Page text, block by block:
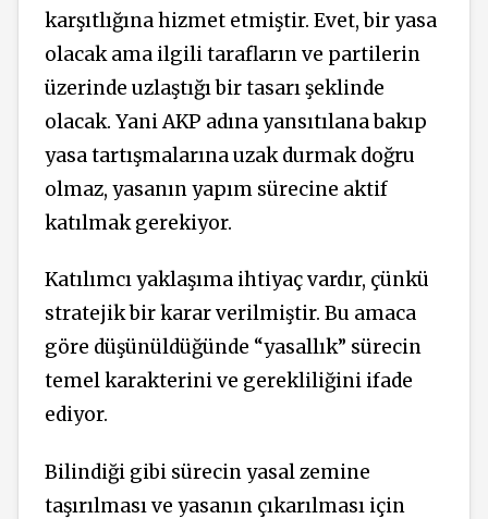
karşıtlığına hizmet etmiştir. Evet, bir yasa
olacak ama ilgili tarafların ve partilerin
üzerinde uzlaştığı bir tasarı şeklinde
olacak. Yani AKP adına yansıtılana bakıp
yasa tartışmalarına uzak durmak doğru
olmaz, yasanın yapım sürecine aktif
katılmak gerekiyor.
Katılımcı yaklaşıma ihtiyaç vardır, çünkü
stratejik bir karar verilmiştir. Bu amaca
göre düşünüldüğünde “yasallık” sürecin
temel karakterini ve gerekliliğini ifade
ediyor.
Bilindiği gibi sürecin yasal zemine
taşırılması ve yasanın çıkarılması için